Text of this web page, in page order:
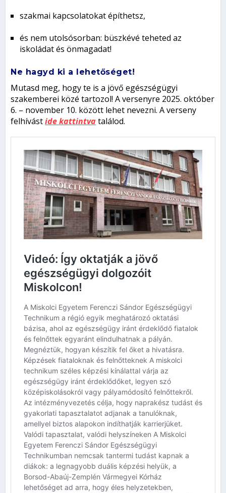
szakmai kapcsolatokat építhetsz,
és nem utolsósorban: büszkévé teheted az
iskoládat és önmagadat!
Ne hagyd ki a lehetőséget!
Mutasd meg, hogy te is a jövő egészségügyi
szakemberei közé tartozol! A versenyre 2025. október
6. – november 10. között lehet nevezni. A verseny
felhívástide kattintvatalálod.